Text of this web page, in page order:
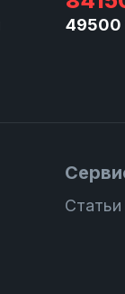
49500
Статьи